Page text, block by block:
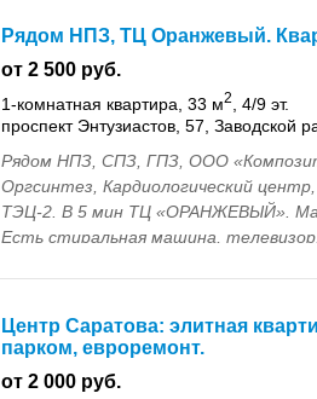
Рядом НПЗ, ТЦ Оранжевый.
от 2 500 руб.
1-комнатная квартира, 33 м2
, 4/9 эт.
проспект Энтузиастов, 57, Заводской
Рядом НПЗ, СПЗ, ГПЗ, ООО
Оргсинтез, Кардиологический центр,
ТЭЦ-2. В 5 мин ТЦ «ОРАНЖЕВЫЙ».
Есть стиральная машина, телевизор,
Центр Саратова: элитная
парком, евроремонт.
от 2 000 руб.